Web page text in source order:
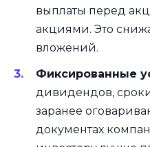
выплаты перед
акциями. Это
вложений.
Фиксированные
дивидендов,
заранее
документах